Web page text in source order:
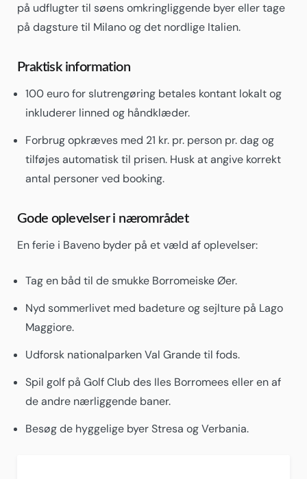
på udflugter til søens omkringliggende byer eller tage
på dagsture til Milano og det nordlige Italien.
Praktisk information
100 euro for slutrengøring betales kontant lokalt og
inkluderer linned og håndklæder.
Forbrug opkræves med 21 kr. pr. person pr. dag og
tilføjes automatisk til prisen. Husk at angive korrekt
antal personer ved booking.
Gode oplevelser i nærområdet
En ferie i Baveno byder på et væld af oplevelser:
Tag en båd til de smukke Borromeiske Øer.
Nyd sommerlivet med badeture og sejlture på Lago
Maggiore.
Udforsk nationalparken Val Grande til fods.
Spil golf på Golf Club des Iles Borromees eller en af
de andre nærliggende baner.
Besøg de hyggelige byer Stresa og Verbania.